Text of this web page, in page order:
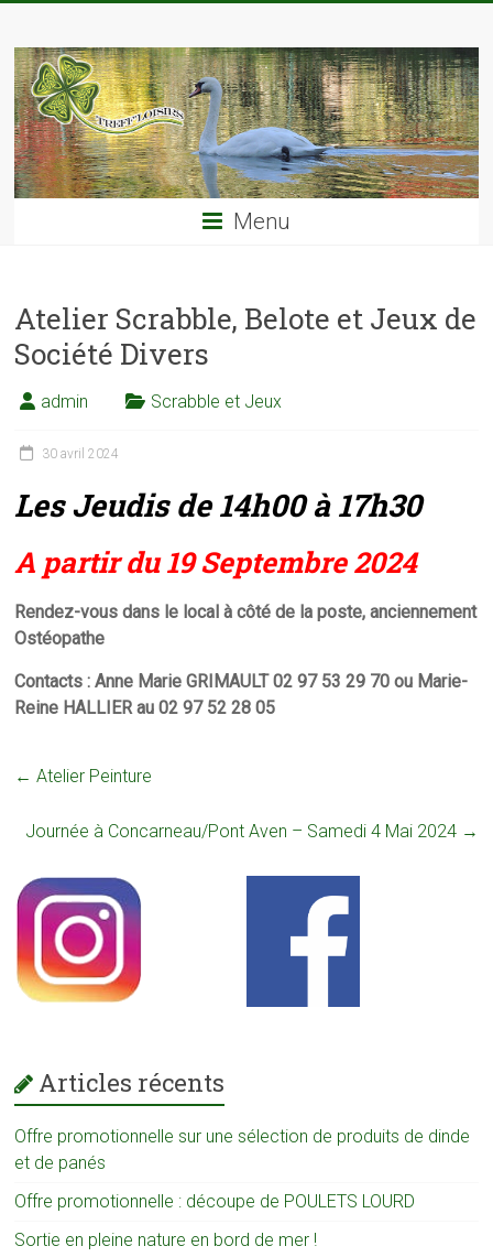
content
TREFF'LOISIRS
Menu
Atelier Scrabble, Belote et Jeux de
Société Divers
admin Scrabble et Jeux
30 avril 2024
Les Jeudis de 14h00 à 17h30
A partir du 19 Septembre 2024
Rendez-vous dans le local à côté de la poste, anciennement
Ostéopathe
Contacts : Anne Marie GRIMAULT 02 97 53 29 70 ou Marie-
Reine HALLIER au 02 97 52 28 05
← Atelier Peinture
Journée à Concarneau/Pont Aven – Samedi 4 Mai 2024 →
Articles récents
Offre promotionnelle sur une sélection de produits de dinde
et de panés
Offre promotionnelle : découpe de POULETS LOURD
Sortie en pleine nature en bord de mer !